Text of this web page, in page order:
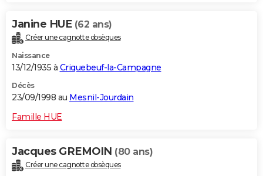
Janine HUE (62 ans)
Créer une cagnotte obsèques
Naissance
13/12/1935 à Criquebeuf-la-Campagne
Décès
23/09/1998 au Mesnil-Jourdain
Famille HUE
Jacques GREMOIN (80 ans)
Créer une cagnotte obsèques